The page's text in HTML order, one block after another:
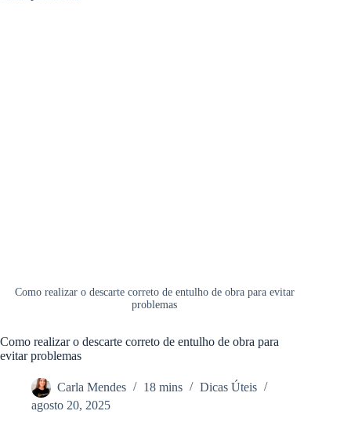
Como realizar o descarte correto de entulho de obra para evitar
problemas
Como realizar o descarte correto de entulho de obra para
evitar problemas
Carla Mendes 18 mins
Dicas Úteis
agosto 20, 2025